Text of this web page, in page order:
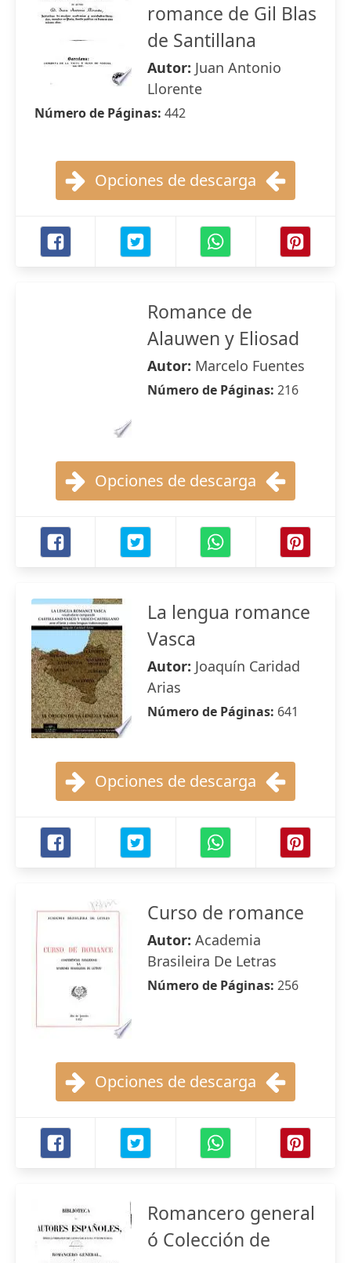
romance de Gil Blas
de Santillana
Autor: Juan Antonio
Llorente
Número de Páginas: 442
Opciones de descarga
Romance de
Alauwen y Eliosad
Autor: Marcelo Fuentes
Número de Páginas: 216
Opciones de descarga
La lengua romance
Vasca
Autor: Joaquín Caridad
Arias
Número de Páginas: 641
Opciones de descarga
Curso de romance
Autor: Academia
Brasileira De Letras
Número de Páginas: 256
Opciones de descarga
Romancero general
ó Colección de